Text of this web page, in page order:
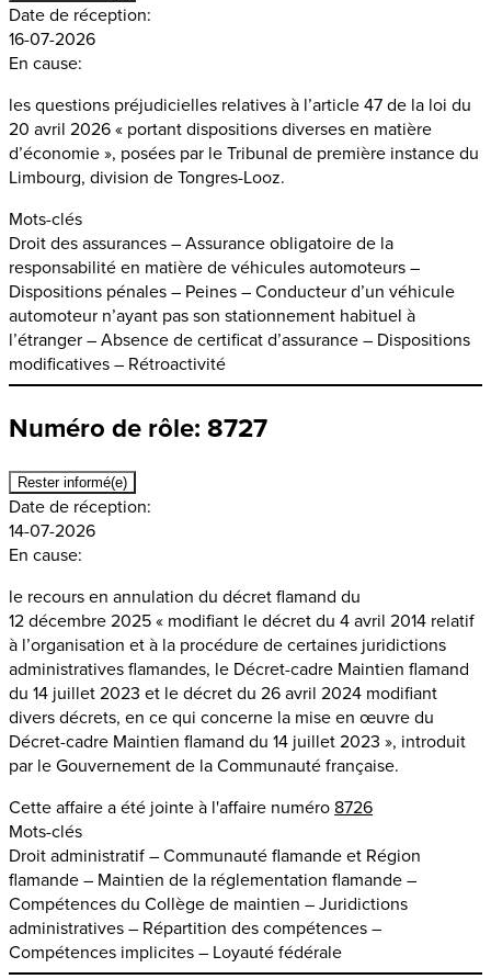
Date de réception:
16-07-2026
En cause:
les questions préjudicielles relatives à l’article 47 de la loi du
20 avril 2026 « portant dispositions diverses en matière
d’économie », posées par le Tribunal de première instance du
Limbourg, division de Tongres-Looz.
Mots-clés
Droit des assurances – Assurance obligatoire de la
responsabilité en matière de véhicules automoteurs –
Dispositions pénales – Peines – Conducteur d’un véhicule
automoteur n’ayant pas son stationnement habituel à
l’étranger – Absence de certificat d’assurance – Dispositions
modificatives – Rétroactivité
Numéro de rôle: 8727
Rester informé(e)
Date de réception:
14-07-2026
En cause:
le recours en annulation du décret flamand du
12 décembre 2025 « modifiant le décret du 4 avril 2014 relatif
à l’organisation et à la procédure de certaines juridictions
administratives flamandes, le Décret-cadre Maintien flamand
du 14 juillet 2023 et le décret du 26 avril 2024 modifiant
divers décrets, en ce qui concerne la mise en œuvre du
Décret-cadre Maintien flamand du 14 juillet 2023 », introduit
par le Gouvernement de la Communauté française.
Cette affaire a été jointe à l'affaire numéro 8726
Mots-clés
Droit administratif – Communauté flamande et Région
flamande – Maintien de la réglementation flamande –
Compétences du Collège de maintien – Juridictions
administratives – Répartition des compétences –
Compétences implicites – Loyauté fédérale